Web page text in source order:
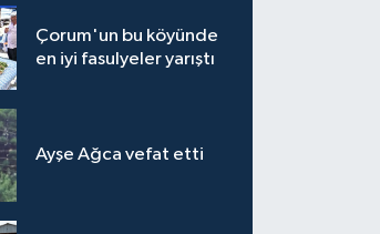
Çorum'un bu köyünde
en iyi fasulyeler yarıştı
Ayşe Ağca vefat etti